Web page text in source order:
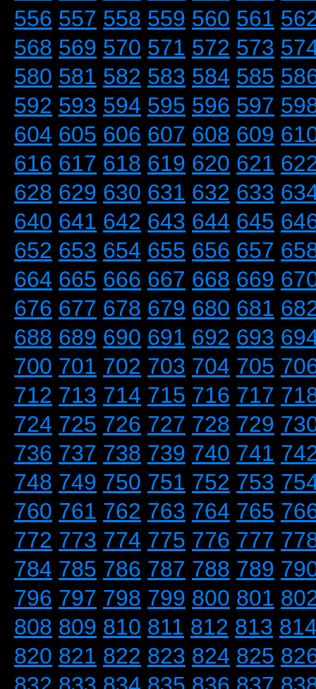
556 557 558 559 560 561
568 569 570 571 572 573
580 581 582 583 584 585
592 593 594 595 596 597
604 605 606 607 608 609
616 617 618 619 620 621
628 629 630 631 632 633
640 641 642 643 644 645
652 653 654 655 656 657
664 665 666 667 668 669
676 677 678 679 680 681
688 689 690 691 692 693
700 701 702 703 704 705
712 713 714 715 716 717
724 725 726 727 728 729
736 737 738 739 740 741
748 749 750 751 752 753
760 761 762 763 764 765
772 773 774 775 776 777
784 785 786 787 788 789
796 797 798 799 800 801
808 809 810 811 812 813
820 821 822 823 824 825